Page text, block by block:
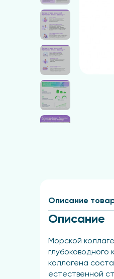
Описание
Описание
Морской
коллагена
естественной